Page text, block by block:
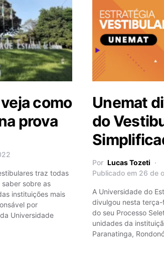
como
prova
traz todas
sobre as
instituições mais
por
Universidade
Unemat
do
Por Lucas Tozeti
Publicado em 26 de
A Universidade do
divulgou nesta
do seu Processo
unidades da
Paranatinga,